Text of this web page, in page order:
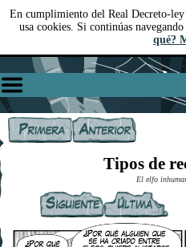
En cumplimiento del Real Decreto-ley
usa cookies. Si continúas
qué?
Tipos de
El elfo